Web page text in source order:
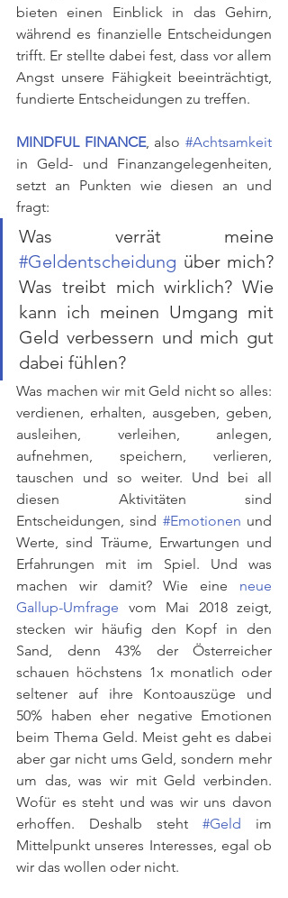
bieten einen Einblick in das Gehirn,
während es finanzielle Entscheidungen
trifft. Er stellte dabei fest, dass vor allem
Angst unsere Fähigkeit beeinträchtigt,
fundierte Entscheidungen zu treffen.
MINDFUL FINANCE, also #Achtsamkeit
in Geld- und Finanzangelegenheiten,
setzt an Punkten wie diesen an und
fragt:
#Geldentscheidung über mich?
Was treibt mich wirklich? Wie
kann ich meinen Umgang mit
Geld verbessern und mich gut
dabei fühlen?
Was machen wir mit Geld nicht so alles:
verdienen, erhalten, ausgeben, geben,
ausleihen, verleihen, anlegen,
aufnehmen, speichern, verlieren,
tauschen und so weiter. Und bei all
diesen Aktivitäten sind
Entscheidungen, sind #Emotionen und
Werte, sind Träume, Erwartungen und
Erfahrungen mit im Spiel. Und was
machen wir damit? Wie eine neue
Gallup-Umfrage vom Mai 2018 zeigt,
stecken wir häufig den Kopf in den
Sand, denn 43% der Österreicher
schauen höchstens 1x monatlich oder
seltener auf ihre Kontoauszüge und
50% haben eher negative Emotionen
beim Thema Geld. Meist geht es dabei
aber gar nicht ums Geld, sondern mehr
um das, was wir mit Geld verbinden.
Wofür es steht und was wir uns davon
erhoffen. Deshalb steht #Geld im
Mittelpunkt unseres Interesses, egal ob
wir das wollen oder nicht.